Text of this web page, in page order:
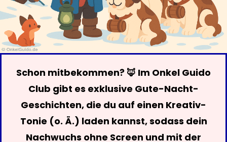
Schon mitbekommen? 🦊 Im Onkel Guido
Club gibt es exklusive Gute-Nacht-
Geschichten, die du auf einen Kreativ-
Tonie (o. Ä.) laden kannst, sodass dein
Nachwuchs ohne Screen und mit der